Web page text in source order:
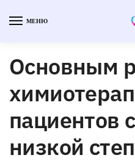
МЕНЮ
Основным
пациентов
низкой